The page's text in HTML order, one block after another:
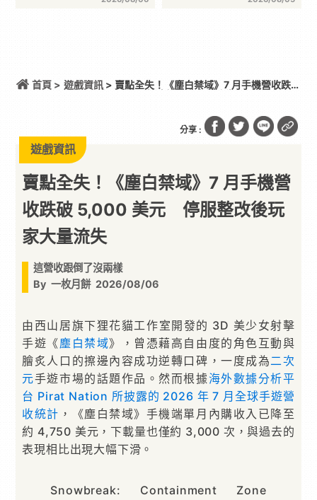
首頁 > 遊戲資訊> 賣點全失！《塵白禁域》7 月手機營收跌破
分享 :
遊戲資訊
賣點全失！《塵白禁域》7 月手機營
收跌破 5,000 美元 停服整改後玩
家大量流失
這營收跟倒了沒兩樣
By 一枚月餅 2026/08/06
由西山居旗下狸花貓工作室開發的 3D 美少女射擊
手遊《塵白禁域》，曾憑藉高自由度的角色互動與
膾炙人口的擦邊內容成功逆轉口碑，一度成為二次
元手遊市場的話題作品。然而根據海外數據分析平
台 Pirat Nation 所披露的 2026 年 7 月全球手遊營
收統計 ，《塵白禁域》手機端單月內購收入已降至
約 4,750 美元，下載量也僅約 3,000 次，與過去的
表現相比出現大幅下滑。
Snowbreak: Containment Zone